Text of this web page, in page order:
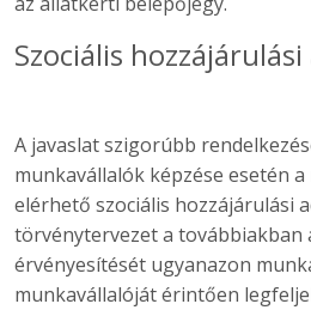
Szociális hozzájárulási
A javaslat szigorúbb
munkavállalók képzése esetén
elérhető szociális hozzájárulási
törvénytervezet a továbbiakban
érvényesítését ugyanazon
munkavállalóját érintően